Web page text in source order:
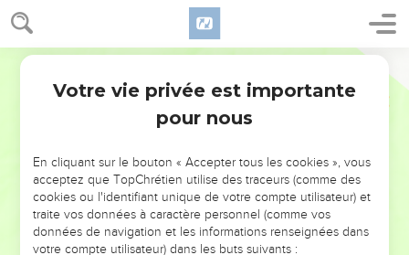
NE MANQUEZ PAS L’ÉVÉNEMENT
DE L’ANNÉE !
ET SI LEURS ERREURS POUVAIENT VOUS ÉVITER LES
VOTRES ?
Votre vie privée est importante
pour nous
En cliquant sur le bouton « Accepter tous les cookies », vous
acceptez que TopChrétien utilise des traceurs (comme des
cookies ou l'identifiant unique de votre compte utilisateur) et
traite vos données à caractère personnel (comme vos
données de navigation et les informations renseignées dans
votre compte utilisateur) dans les buts suivants :